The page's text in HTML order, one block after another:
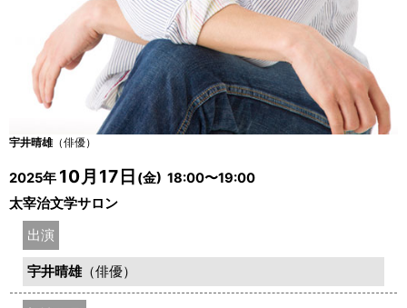
宇井晴雄（俳優）
2025年 10月17日 (金) 18:00〜19:00
太宰治文学サロン
出演
宇井晴雄（俳優）